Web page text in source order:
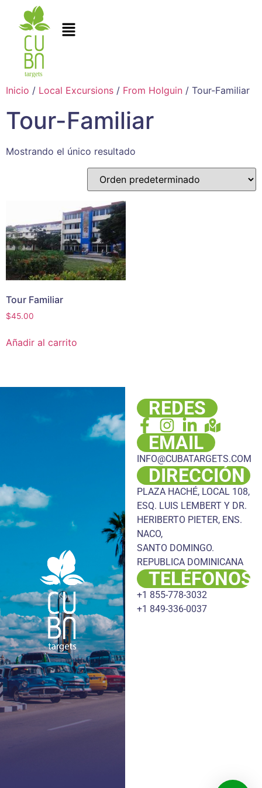
Inicio / Local Excursions / From Holguin / Tour-Familiar
Tour-Familiar
Mostrando el único resultado
Tour Familiar
$45.00
Añadir al carrito
REDES
EMAIL
INFO@CUBATARGETS.COM
DIRECCIÓN
PLAZA HACHÉ, LOCAL 108,
ESQ. LUIS LEMBERT Y DR.
HERIBERTO PIETER, ENS.
NACO,
SANTO DOMINGO.
REPUBLICA DOMINICANA
TELÉFONOS
+1 855-778-3032
+1 849-336-0037